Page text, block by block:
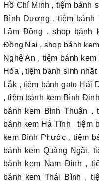
Hồ Chí Minh , tiệm bánh
Bình Dương , tiệm bánh
Lâm Đồng , shop bánh
Đồng Nai , shop bánh
Nghệ An , tiệm bánh
Hòa , tiệm bánh sinh
Lắk , tiệm bánh gato Hải
, tiệm bánh kem Bình
bánh kem Bình Thuận ,
bánh kem Hà Tĩnh , tiệm
kem Bình Phước , tiệm
bánh kem Quảng Ngãi,
bánh kem Nam Định ,
bánh kem Thái Bình ,